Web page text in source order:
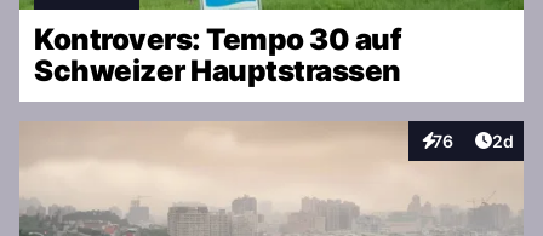
Kontrovers: Tempo 30 auf
Schweizer Hauptstrassen
76
Interaktionen
2d